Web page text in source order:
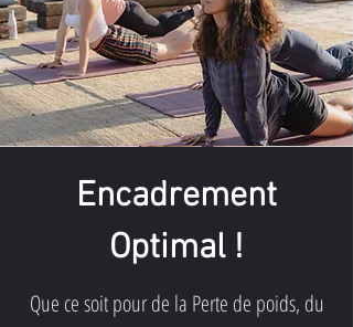
Encadrement
Optimal !
Que ce soit pour de la Perte de poids, du